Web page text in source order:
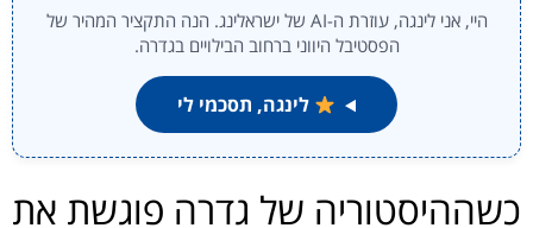
היי, אני לינגה, עוזרת ה-AI של ישראלינג. הנה התקציר המהיר של
הפסטיבל היווני ברחוב הבילויים בגדרה.
לינגה, תסכמי לי
כשההיסטוריה של גדרה פוגשת את